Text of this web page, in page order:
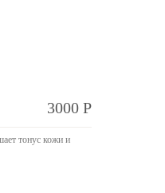
3000 Р
тонус кожи и